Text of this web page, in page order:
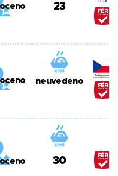
23
neuvedeno
30